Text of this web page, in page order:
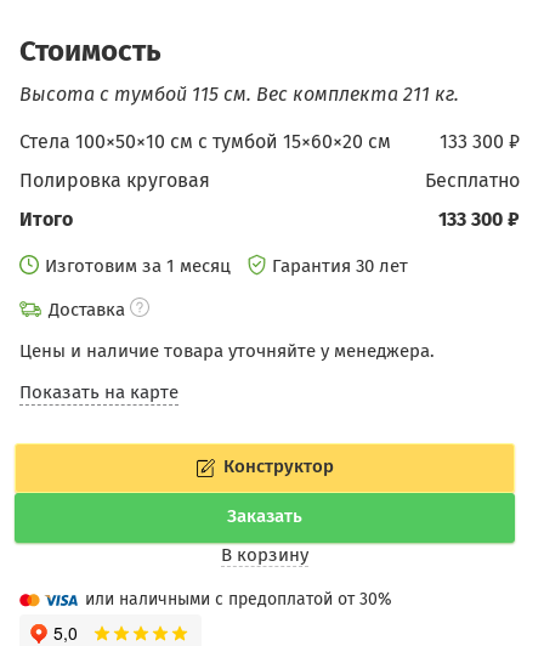
Стоимость
Высота с тумбой 115 см. Вес комплекта 211 кг.
133 300 ₽
Стела 100×50×10 см с тумбой 15×60×20 см
бесплатно
Полировка круговая
133 300 ₽
Итого
Изготовим за 1 месяц
Гарантия 30 лет
Доставка
Цены и наличие товара уточняйте у менеджера.
Показать на карте
Конструктор
Заказать
В корзину
или наличными с предоплатой от 30%